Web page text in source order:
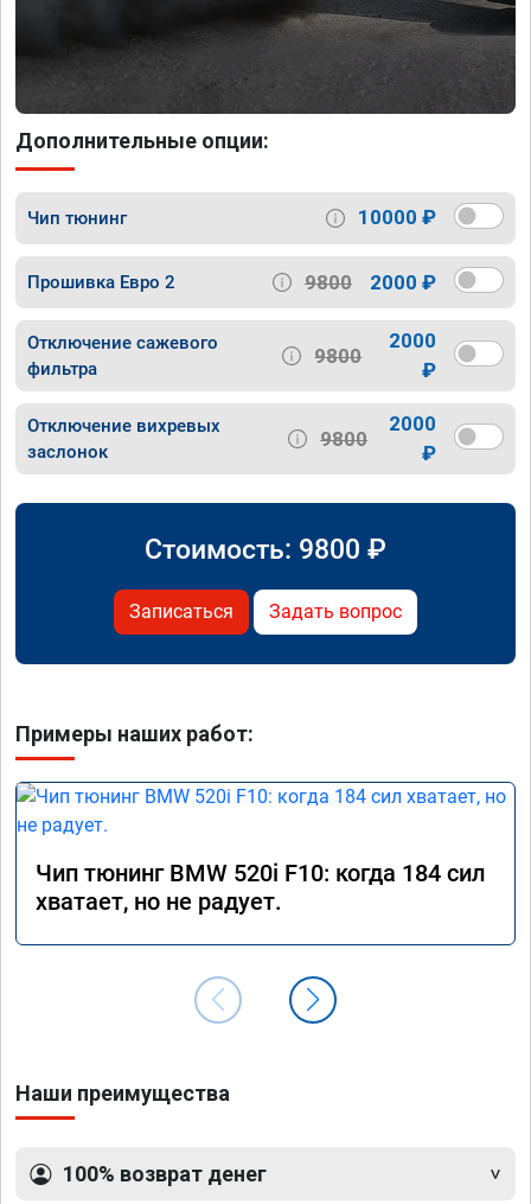
Дополнительные опции:
Чип тюнинг 10000 ₽
Прошивка Евро 2 9800 2000 ₽
Отключение сажевого
фильтра
9800
2000
₽
Отключение вихревых
заслонок
9800
2000
₽
Стоимость: 9800 ₽
Записаться Задать вопрос
Примеры наших работ:
Чип тюнинг BMW 520i F10: когда 184 сил
хватает, но не радует.
Наши преимущества
100% возврат денег